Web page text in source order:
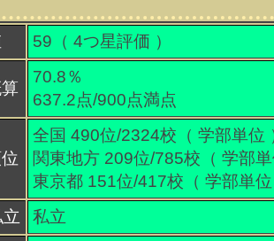
59（ 4つ星評価 ）
70.8％
637.2点/900点満点
全国 490位/2324校（ 学部単位
関東地方 209位/785校（ 学部単
東京都 151位/417校（ 学部単位
私立